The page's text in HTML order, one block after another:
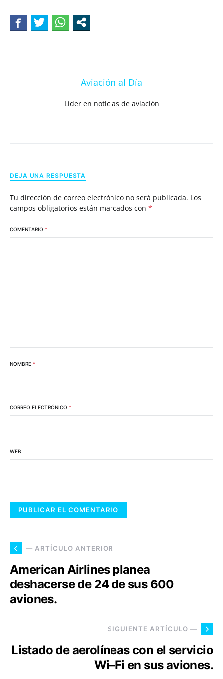
Aviación al Día
Líder en noticias de aviación
DEJA UNA RESPUESTA
Tu dirección de correo electrónico no será publicada. Los
campos obligatorios están marcados con *
COMENTARIO *
NOMBRE *
CORREO ELECTRÓNICO *
WEB
— ARTÍCULO ANTERIOR
American Airlines planea
deshacerse de 24 de sus 600
aviones.
SIGUIENTE ARTÍCULO —
Listado de aerolíneas con el servicio
Wi–Fi en sus aviones.